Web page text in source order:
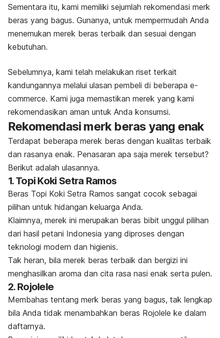
Sementara itu, kami memiliki sejumlah rekomendasi merk
beras yang bagus. Gunanya, untuk mempermudah Anda
menemukan merek beras terbaik dan sesuai dengan
kebutuhan.
Sebelumnya, kami telah melakukan riset terkait
kandungannya melalui ulasan pembeli di beberapa e-
commerce. Kami juga memastikan merek yang kami
rekomendasikan aman untuk Anda konsumsi.
Rekomendasi merkberas yang enak
Terdapat beberapa merek beras dengan kualitas terbaik
dan rasanya enak. Penasaran apa saja merek tersebut?
Berikut adalah ulasannya.
1. Topi Koki Setra Ramos
Beras Topi Koki Setra Ramos sangat cocok sebagai
pilihan untuk hidangan keluarga Anda.
Klaimnya, merek ini merupakan beras bibit unggul pilihan
dari hasil petani Indonesia yang diproses dengan
teknologi modern dan higienis.
Tak heran, bila merek beras terbaik dan bergizi ini
menghasilkan aroma dan cita rasa nasi enak serta pulen.
2. Rojolele
Membahas tentang merk beras yang bagus, tak lengkap
bila Anda tidak menambahkan beras Rojolele ke dalam
daftarnya.